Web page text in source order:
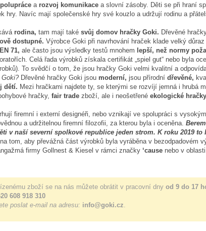
a rozvoj komunikace a slovní zásoby. Děti se při hraní
hry. Navíc mají společenské hry své kouzlo a udržují rodinu a
rodina, tam mají také svůj domov hračky Goki. Dřevěné
dostupné. Výrobce Goki při navrhování hraček klade velký
EN 71, ale často jsou výsledky testů mnohem lepší, než normy
Celá řada výrobků získala certifikát „spiel gut“ nebo byla
To svědčí o tom, že jsou hračky Goki velmi kvalitní a
Goki?Dřevěné hračky Goki jsou moderní, jsou přírodní dřevěné,
dětí. Mezi hračkami najdete ty, se kterými se rozvíjí jemná i hrubá
hračky, fair trade zboží, ale i neošetřené ekologické
firemní i externí designéři, nebo vznikají ve spolupráci s
a udržitelnou firemní filozofii, za kterou byla i oceněna.
v naší severní spolkové republice jeden strom. K roku 2019
tom, aby převážná část výrobků byla vyráběna v bezodpadovém
firmy Gollnest & Kiesel v rámci značky ‘cause nebo v
zboží se na nás můžete obrátit v pracovní dny od 9 do 17
608 918 310
poslat e-mail na adresu: info@goki.cz.